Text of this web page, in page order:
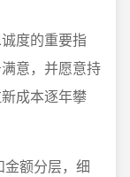
度的重要指
意，并愿意持
成本逐年攀
金额分层，细